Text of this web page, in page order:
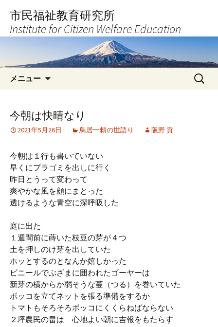
へ
キ
市民福祉教育研究所
Institute for Citizen Welfare Education
メニュー
検
索:
今朝は快晴なり
2021年5月26日 鳥居一頼の世語り 阪野 貢
今朝は１行も書いていない
早くにプラゴミを出しに行く
昨日とうって変わって
爽やかな風を顔にまとった
透けるような青空に深呼吸した
庭に出た
１週間前に蒔いた枝豆の芽が４つ
土を押しのけ芽を出していた
ホッとするのとなんか嬉しかった
ビニールでぶざまに囲われたゴーヤーは
新芽の横からか弱そうな蔓（つる）を巻いていた
ボッコを立てネットを張る準備をするか
トマトもそろそろボッコにくくらねばならない
２坪農民の畠は 心地よい朝に吉報をもたらす